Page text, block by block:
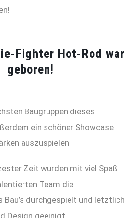
Fighter Hot-Rod war
geboren!
Baugruppen dieses
ein schöner Showcase
auszuspielen.
Zeit wurden mit viel Spaß
Team die
Bau’s durchgespielt und letztlich
Design geeinigt.